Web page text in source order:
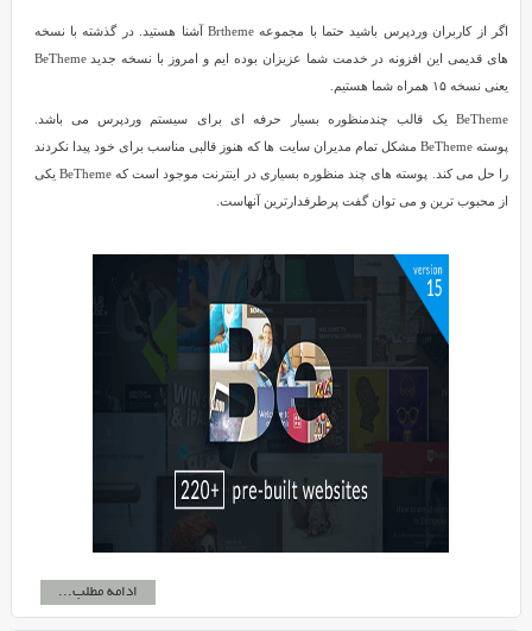
اگر از کاربران وردپرس باشید حتما با مجموعه Brtheme آشنا هستید. در گذشته با نسخه
های قدیمی این افزونه در خدمت شما عزیزان بوده ایم و امروز با نسخه جدید BeTheme
یعنی نسخه ۱۵ همراه شما هستیم.
BeTheme یک قالب چندمنظوره بسیار حرفه ای برای سیستم وردپرس می باشد.
پوسته BeTheme مشکل تمام مدیران سایت ها که هنوز قالبی مناسب برای خود پیدا نکردند
را حل می کند. پوسته های چند منظوره بسیاری در اینترنت موجود است که BeTheme یکی
از محبوب ترین و می توان گفت پرطرفدارترین آنهاست.
ادامه مطلب...